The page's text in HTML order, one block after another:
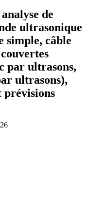
de
ultrasonique
simple, câble
par ultrasons,
ultrasons),
prévisions